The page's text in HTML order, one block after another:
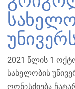
2021 წლის 1
სახელობის
ღონისძიება